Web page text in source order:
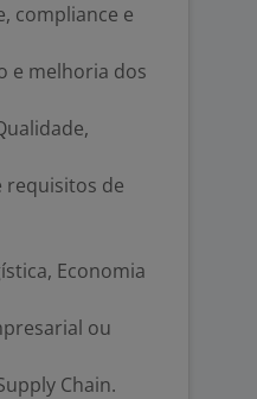
compliance e
e melhoria dos
de
Economia
ou
Chain.